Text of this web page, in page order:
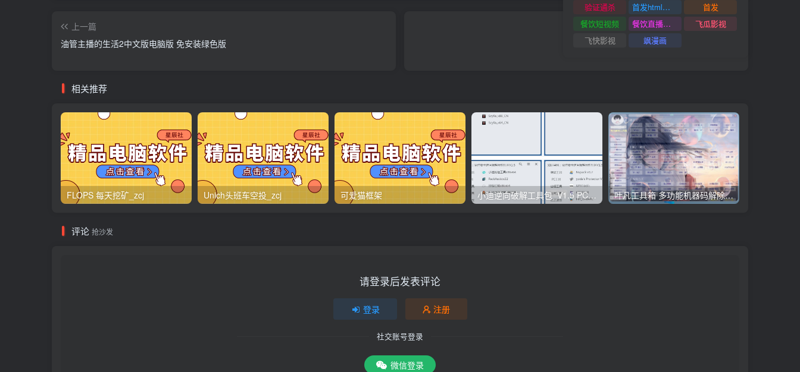
上一篇
油管主播的生活2中文版电脑版 免安装绿色版
下一篇
希望学电脑版 v4.2.2
相关推荐
FLOPS 每天挖矿_zcj Unich头班车空投_zcj 可爱猫框架 小迪逆向破解工具包_V1.5 PC绿色版 叶凡工具箱 多功能机器码解除工具包_V1.68 PC高级版
评论 抢沙发
请登录后发表评论
登录 注册
社交账号登录
微信登录
验证通杀
首发html小霸王游戏网站搭建项目
首发
餐饮短视频
餐饮直播引流
飞瓜影视
飞快影视
飒漫画